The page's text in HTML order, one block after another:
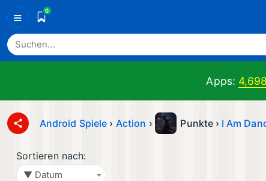
≡ 0
Apps:
Android Spiele › Action › Punkte › I Am
Sortieren nach:
▼ Datum